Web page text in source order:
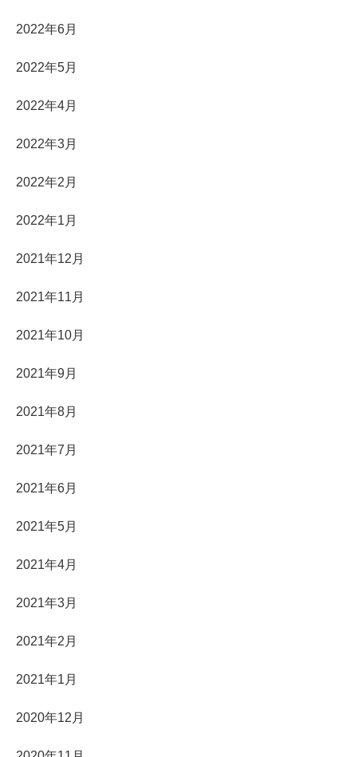
2022年6月
2022年5月
2022年4月
2022年3月
2022年2月
2022年1月
2021年12月
2021年11月
2021年10月
2021年9月
2021年8月
2021年7月
2021年6月
2021年5月
2021年4月
2021年3月
2021年2月
2021年1月
2020年12月